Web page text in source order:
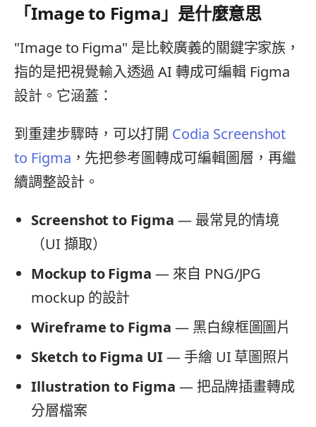
「Image to Figma」是什麼意思
"Image to Figma" 是比較廣義的關鍵字家族，
指的是把視覺輸入透過 AI 轉成可編輯 Figma
設計。它涵蓋：
到重建步驟時，可以打開 Codia Screenshot
to Figma ，先把參考圖轉成可編輯圖層，再繼
續調整設計。
Screenshot to Figma — 最常見的情境
（UI 擷取）
Mockup to Figma — 來自 PNG/JPG
mockup 的設計
Wireframe to Figma — 黑白線框圖圖片
Sketch to Figma UI— 手繪 UI 草圖照片
Illustration to Figma — 把品牌插畫轉成
分層檔案